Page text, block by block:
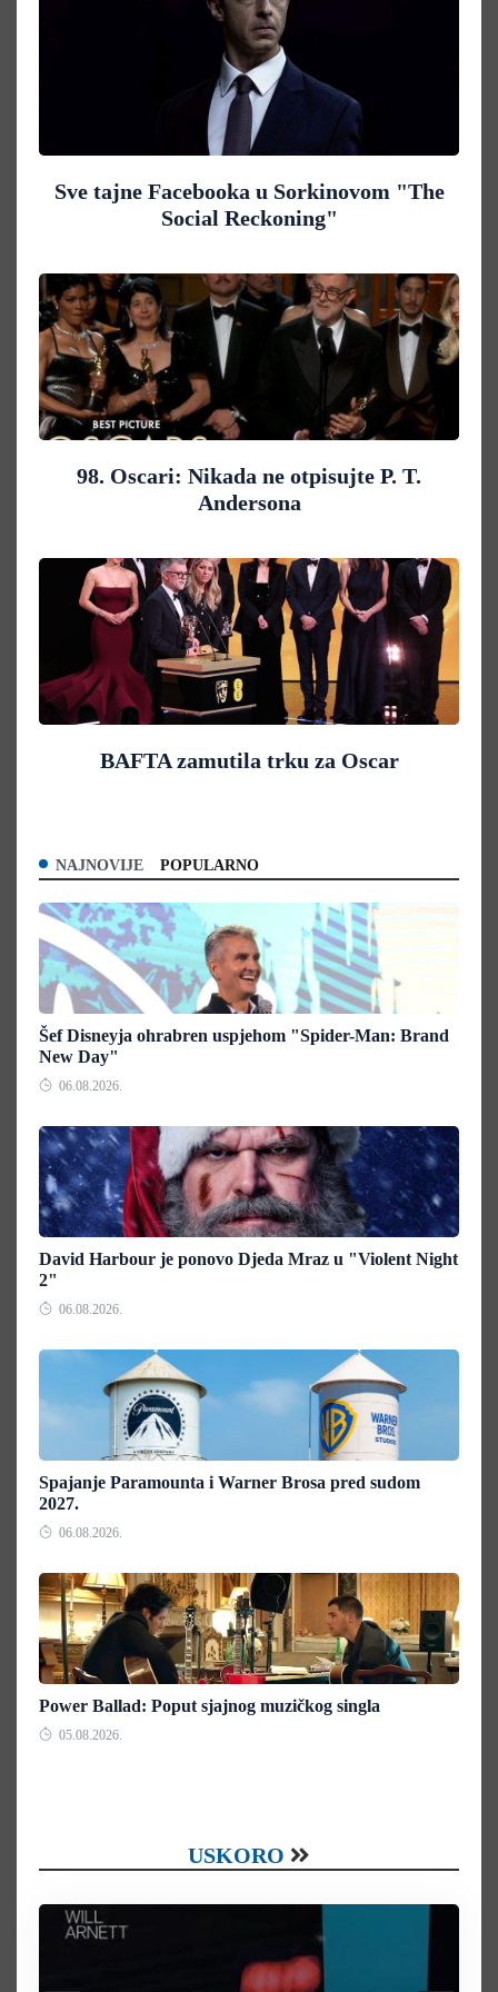
Sve tajne Facebooka u Sorkinovom "The
Social Reckoning"
98. Oscari: Nikada ne otpisujte P. T.
Andersona
BAFTA zamutila trku za Oscar
NAJNOVIJE POPULARNO
Šef Disneyja ohrabren uspjehom "Spider-Man: Brand
New Day"
06.08.2026.
David Harbour je ponovo Djeda Mraz u "Violent Night
2"
06.08.2026.
Spajanje Paramounta i Warner Brosa pred sudom
2027.
06.08.2026.
Power Ballad: Poput sjajnog muzičkog singla
05.08.2026.
USKORO